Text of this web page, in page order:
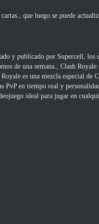
que luego se puede
y publicado por Supercell, los
de una semana., Clash
es una mezcla especial de
en tiempo real y
ideal para jugar en